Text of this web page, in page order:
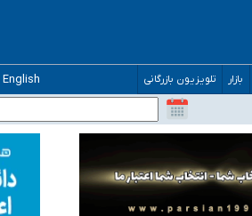
بازار تلویزیون بازرگانی English